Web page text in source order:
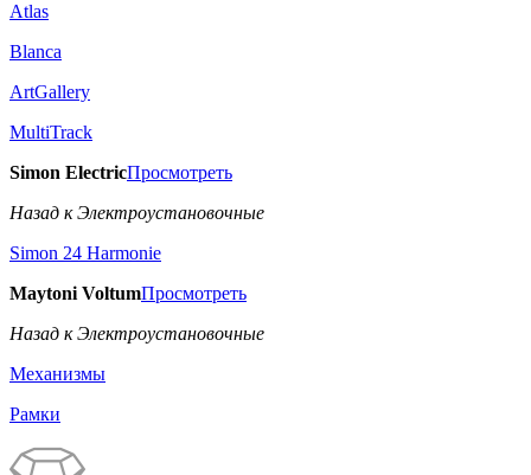
Atlas
Blanca
ArtGallery
MultiTrack
Simon ElectricПросмотреть
Назад к Электроустановочные
Simon 24 Harmonie
Maytoni VoltumПросмотреть
Назад к Электроустановочные
Механизмы
Рамки